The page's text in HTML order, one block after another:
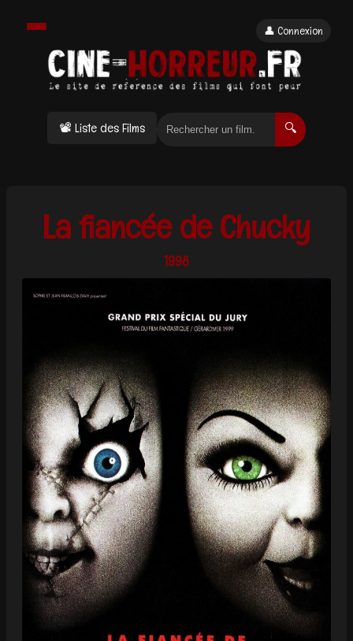
📽 Liste des Films 🔍
👤 Connexion
La fiancée de Chucky
1998